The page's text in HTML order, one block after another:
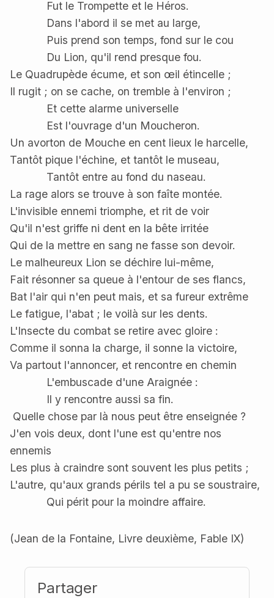
Fut le Trompette et le Héros.
Dans l'abord il se met au large,
Puis prend son temps, fond sur le cou
Du Lion, qu'il rend presque fou.
Le Quadrupède écume, et son œil étincelle ;
Il rugit ; on se cache, on tremble à l'environ ;
Et cette alarme universelle
Est l'ouvrage d'un Moucheron.
Un avorton de Mouche en cent lieux le harcelle,
Tantôt pique l'échine, et tantôt le museau,
Tantôt entre au fond du naseau.
La rage alors se trouve à son faîte montée.
L'invisible ennemi triomphe, et rit de voir
Qu'il n'est griffe ni dent en la bête irritée
Qui de la mettre en sang ne fasse son devoir.
Le malheureux Lion se déchire lui-même,
Fait résonner sa queue à l'entour de ses flancs,
Bat l'air qui n'en peut mais, et sa fureur extrême
Le fatigue, l'abat ; le voilà sur les dents.
L'Insecte du combat se retire avec gloire :
Comme il sonna la charge, il sonne la victoire,
Va partout l'annoncer, et rencontre en chemin
L'embuscade d'une Araignée :
Il y rencontre aussi sa fin.
Quelle chose par là nous peut être enseignée ?
J'en vois deux, dont l'une est qu'entre nos
ennemis
Les plus à craindre sont souvent les plus petits ;
L'autre, qu'aux grands périls tel a pu se soustraire,
Qui périt pour la moindre affaire.
(Jean de la Fontaine, Livre deuxième, Fable IX)
Partager